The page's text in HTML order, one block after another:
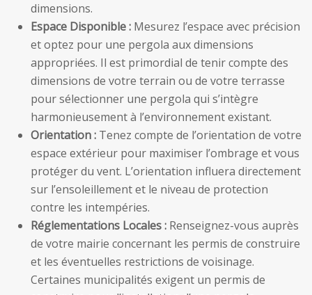
dimensions.
Espace Disponible : Mesurez l’espace avec précision
et optez pour une pergola aux dimensions
appropriées. Il est primordial de tenir compte des
dimensions de votre terrain ou de votre terrasse
pour sélectionner une pergola qui s’intègre
harmonieusement à l’environnement existant.
Orientation : Tenez compte de l’orientation de votre
espace extérieur pour maximiser l’ombrage et vous
protéger du vent. L’orientation influera directement
sur l’ensoleillement et le niveau de protection
contre les intempéries.
Réglementations Locales : Renseignez-vous auprès
de votre mairie concernant les permis de construire
et les éventuelles restrictions de voisinage.
Certaines municipalités exigent un permis de